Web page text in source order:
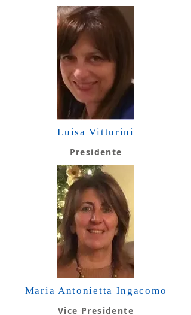
Luisa Vitturini
Presidente
Maria Antonietta Ingacomo
Vice Presidente